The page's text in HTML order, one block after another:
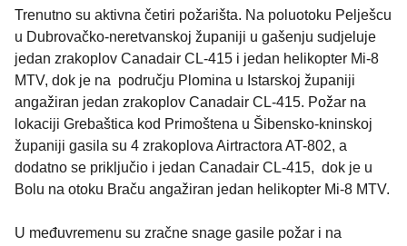
Trenutno su aktivna četiri požarišta. Na poluotoku Pelješcu
u Dubrovačko-neretvanskoj županiji u gašenju sudjeluje
jedan zrakoplov Canadair CL-415 i jedan helikopter Mi-8
MTV, dok je na području Plomina u Istarskoj županiji
angažiran jedan zrakoplov Canadair CL-415. Požar na
lokaciji Grebaštica kod Primoštena u Šibensko-kninskoj
županiji gasila su 4 zrakoplova Airtractora AT-802, a
dodatno se priključio i jedan Canadair CL-415, dok je u
Bolu na otoku Braču angažiran jedan helikopter Mi-8 MTV.
U međuvremenu su zračne snage gasile požar i na